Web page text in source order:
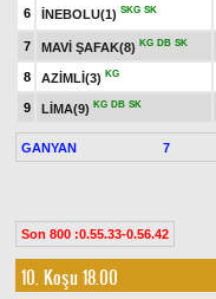
6 İNEBOLU(1) SKG SK
7 MAVİ ŞAFAK(8) KG DB SK
8 AZİMLİ(3) KG
9 LİMA(9) KG DB SK
GANYAN 7
Son 800 :0.55.33-0.56.42
10. Koşu 18.00